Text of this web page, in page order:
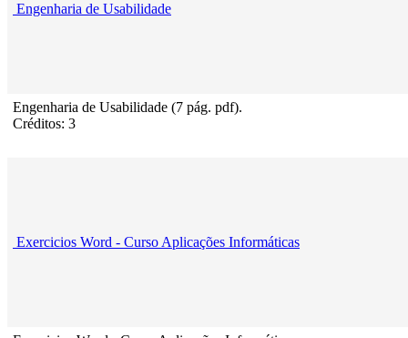
Engenharia de Usabilidade
Engenharia de Usabilidade (7 pág. pdf).
Créditos: 3
Exercicios Word - Curso Aplicações Informáticas